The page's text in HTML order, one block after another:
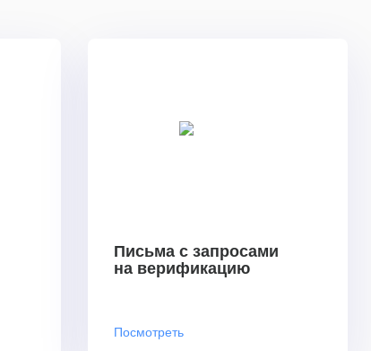
Письма с запросами
на верификацию
Посмотреть